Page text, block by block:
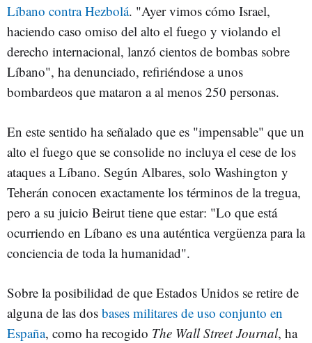
Líbano contra Hezbolá. "Ayer vimos cómo Israel,
haciendo caso omiso del alto el fuego y violando el
derecho internacional, lanzó cientos de bombas sobre
Líbano", ha denunciado, refiriéndose a unos
bombardeos que mataron a al menos 250 personas.
En este sentido ha señalado que es "impensable" que un
alto el fuego que se consolide no incluya el cese de los
ataques a Líbano. Según Albares, solo Washington y
Teherán conocen exactamente los términos de la tregua,
pero a su juicio Beirut tiene que estar: "Lo que está
ocurriendo en Líbano es una auténtica vergüenza para la
conciencia de toda la humanidad".
Sobre la posibilidad de que Estados Unidos se retire de
alguna de las dos bases militares de uso conjunto en
España, como ha recogido The Wall Street Journal, ha